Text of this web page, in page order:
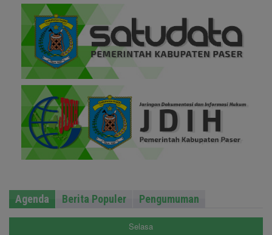
Agenda Berita Populer Pengumuman
Selasa